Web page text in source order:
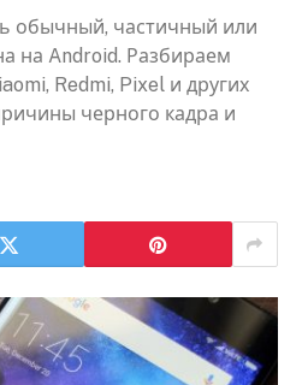
обычный, частичный или
на Android. Разбираем
Redmi, Pixel и других
черного кадра и